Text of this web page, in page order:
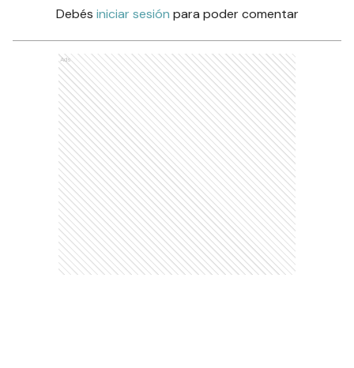
Debés iniciar sesión para poder comentar
Ads